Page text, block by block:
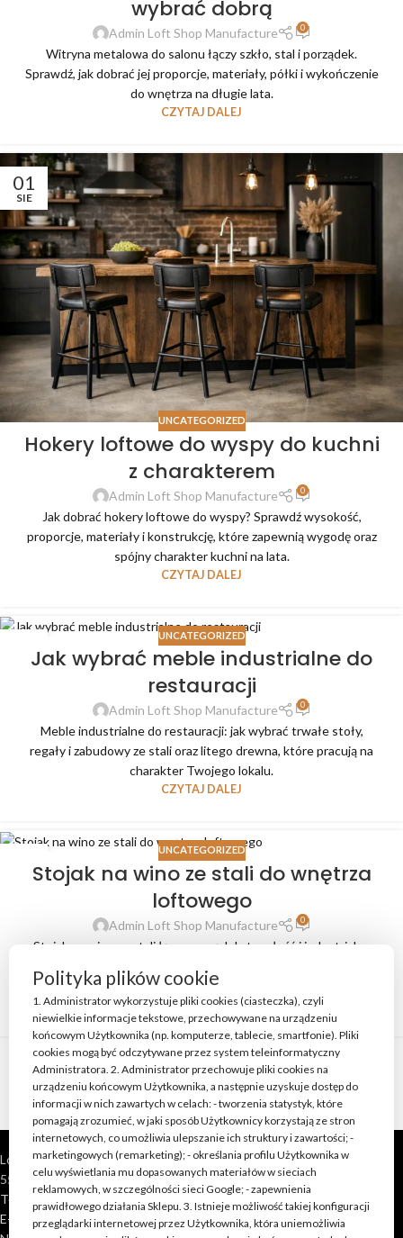
wybrać dobrą
Admin Loft Shop Manufacture 0
Witryna metalowa do salonu łączy szkło, stal i porządek.
Sprawdź, jak dobrać jej proporcje, materiały, półki i wykończenie
do wnętrza na długie lata.
CZYTAJ DALEJ
01
SIE
UNCATEGORIZED
Hokery loftowe do wyspy do kuchni
z charakterem
Admin Loft Shop Manufacture 0
Jak dobrać hokery loftowe do wyspy? Sprawdź wysokość,
proporcje, materiały i konstrukcję, które zapewnią wygodę oraz
spójny charakter kuchni na lata.
CZYTAJ DALEJ
LIP
UNCATEGORIZED
Jak wybrać meble industrialne do
restauracji
Admin Loft Shop Manufacture 0
Meble industrialne do restauracji: jak wybrać trwałe stoły,
regały i zabudowy ze stali oraz litego drewna, które pracują na
charakter Twojego lokalu.
CZYTAJ DALEJ
UNCATEGORIZED
Stojak na wino ze stali do wnętrza
loftowego
Admin Loft Shop Manufacture 0
Stojak na wino ze stali łączy porządek, trwałość i industrialny
montażu w domu lub lokalu.
CZYTAJ DALEJ
1 2
Loft Shop Manufacture
55-220 Jelcz Laskowice, Polska
Telefon: +48 790 528 555 | +48 693 262 400
E-mail: kontakt@loft-shop.pl
Polityka plików cookie
1. Administrator wykorzystuje pliki cookies (ciasteczka), czyli
niewielkie informacje tekstowe, przechowywane na urządzeniu
końcowym Użytkownika (np. komputerze, tablecie, smartfonie). Pliki
cookies mogą być odczytywane przez system teleinformatyczny
Administratora. 2. Administrator przechowuje pliki cookies na
urządzeniu końcowym Użytkownika, a następnie uzyskuje dostęp do
informacji w nich zawartych w celach: - tworzenia statystyk, które
pomagają zrozumieć, w jaki sposób Użytkownicy korzystają ze stron
internetowych, co umożliwia ulepszanie ich struktury i zawartości; -
marketingowych (remarketing); - określania profilu Użytkownika w
celu wyświetlania mu dopasowanych materiałów w sieciach
reklamowych, w szczególności sieci Google; - zapewnienia
prawidłowego działania Sklepu. 3. Istnieje możliwość takiej konfiguracji
przeglądarki internetowej przez Użytkownika, która uniemożliwia